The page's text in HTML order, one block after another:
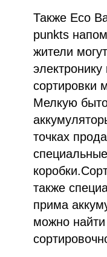
Также Eco
punkts
жители
сортировки
Мелкую
точках
также
прима
можно